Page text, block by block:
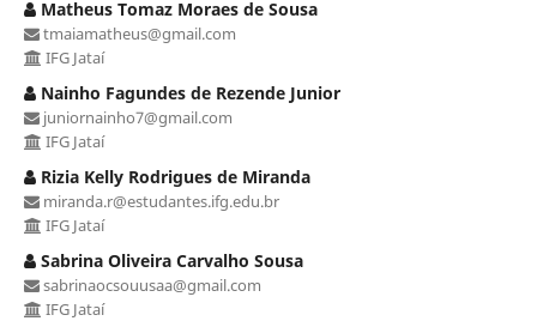
Matheus Tomaz Moraes de Sousa
tmaiamatheus@gmail.com
IFG Jataí
Nainho Fagundes de Rezende Junior
juniornainho7@gmail.com
IFG Jataí
Rizia Kelly Rodrigues de Miranda
miranda.r@estudantes.ifg.edu.br
IFG Jataí
Sabrina Oliveira Carvalho Sousa
sabrinaocsouusaa@gmail.com
IFG Jataí